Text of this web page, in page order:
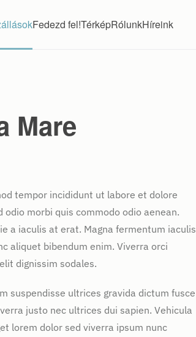
Fedezd fel!TérképRólunkHíreink
Mare
tempor incididunt ut labore et dolore
morbi quis commodo odio aenean.
a iaculis at erat. Magna fermentum iaculis
aliquet bibendum enim. Viverra orci
dignissim sodales.
suspendisse ultrices gravida dictum fusce
justo nec ultrices dui sapien. Vehicula
lorem dolor sed viverra ipsum nunc